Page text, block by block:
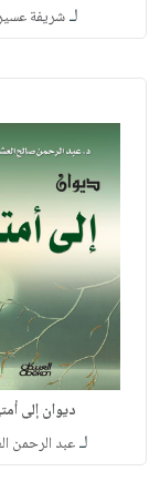
لـشريفة
ديوان إلى
لـعبد الرحمن